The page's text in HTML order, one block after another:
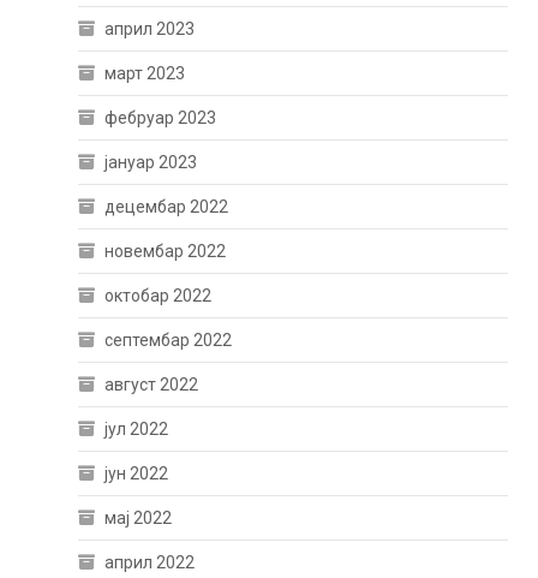
април 2023
март 2023
фебруар 2023
јануар 2023
децембар 2022
новембар 2022
октобар 2022
септембар 2022
август 2022
јул 2022
јун 2022
мај 2022
април 2022